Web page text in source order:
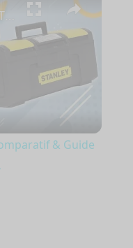
BOÎTE À OUTILS [TOP 03] - Comparatif & Guide d'achat [NOUVEAUTÉS] 2024
& Guide